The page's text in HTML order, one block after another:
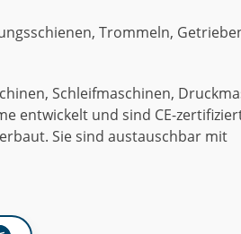
Trommeln,
Schleifmaschinen,
entwickelt und sind CE-
Sie sind austauschbar mit